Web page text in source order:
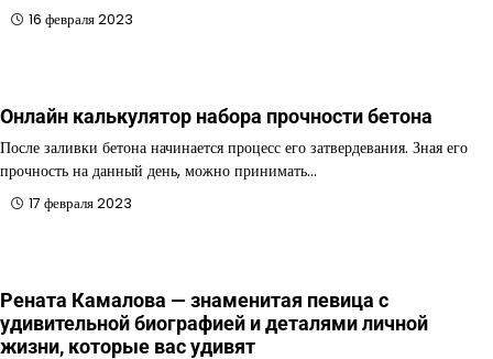
16 февраля 2023
Онлайн калькулятор набора прочности бетона
После заливки бетона начинается процесс его затвердевания. Зная его
прочность на данный день, можно принимать…
17 февраля 2023
Рената Камалова — знаменитая певица с
удивительной биографией и деталями личной
жизни, которые вас удивят